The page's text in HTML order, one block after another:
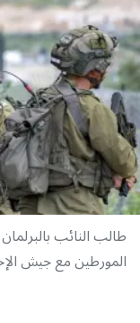
طالب النائب
المورطين مع جيش